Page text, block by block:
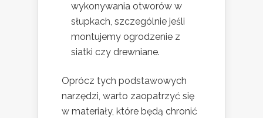
wykonywania otworów w
słupkach, szczególnie jeśli
montujemy ogrodzenie z
siatki czy drewniane.
Oprócz tych podstawowych
narzędzi, warto zaopatrzyć się
w materiały, które będą chronić